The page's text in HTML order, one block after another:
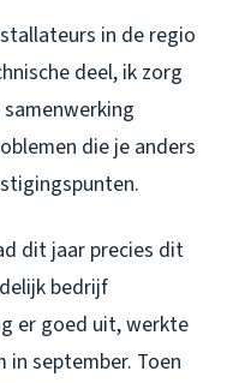
in de regio
deel, ik zorg
die je anders
dit jaar precies dit
bedrijf
er goed uit, werkte
september. Toen